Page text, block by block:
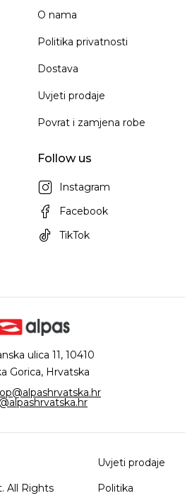
O nama
Politika privatnosti
Dostava
Uvjeti prodaje
Povrat i zamjena robe
Follow us
Instagram
Facebook
TikTok
ulica 11, 10410
Gorica, Hrvatska
All Rights
Uvjeti prodaje
Politika